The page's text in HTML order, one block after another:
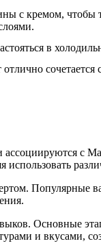
с кремом,
в
с
использовать
Популярные
Основные
и вкусами,